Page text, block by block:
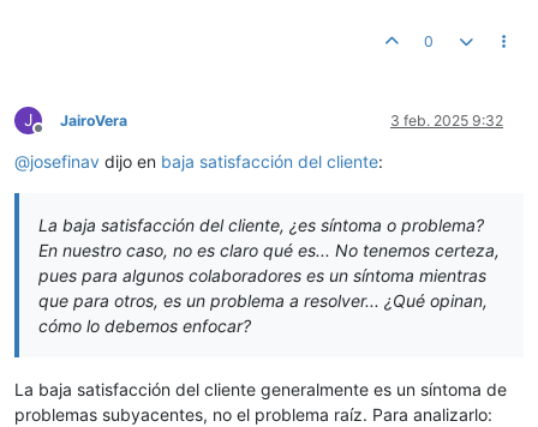
0
J
Desconectado
JairoVera 3 feb. 2025 9:32
@josefinav dijo en baja satisfacción del cliente:
La baja satisfacción del cliente, ¿es síntoma o problema?
En nuestro caso, no es claro qué es... No tenemos certeza,
pues para algunos colaboradores es un síntoma mientras
que para otros, es un problema a resolver... ¿Qué opinan,
cómo lo debemos enfocar?
La baja satisfacción del cliente generalmente es un síntoma de
problemas subyacentes, no el problema raíz. Para analizarlo: